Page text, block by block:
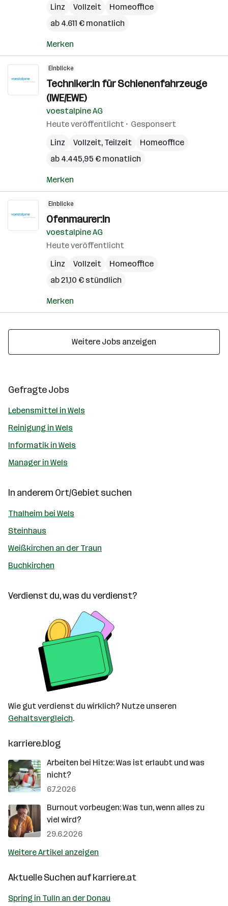
Linz
Vollzeit
Homeoffice
ab 4.611 € monatlich
Merken
Einblicke
Techniker:in für Schienenfahrzeuge
(IWE/EWE)
voestalpine AG
Heute veröffentlicht
Gesponsert
Linz
Vollzeit, Teilzeit
Homeoffice
ab 4.445,95 € monatlich
Merken
Einblicke
Ofenmaurer:in
voestalpine AG
Heute veröffentlicht
Linz
Vollzeit
Homeoffice
ab 21,10 € stündlich
Merken
Weitere Jobs anzeigen
Gefragte Jobs
Lebensmittel in Wels
Reinigung in Wels
Informatik in Wels
Manager in Wels
In anderem Ort/Gebiet suchen
Thalheim bei Wels
Steinhaus
Weißkirchen an der Traun
Buchkirchen
Verdienst du, was du verdienst?
Wie gut verdienst du wirklich? Nutze unseren
Gehaltsvergleich.
karriere.blog
Arbeiten bei Hitze: Was ist erlaubt und was
nicht?
6.7.2026
Burnout vorbeugen: Was tun, wenn alles zu
viel wird?
29.6.2026
Weitere Artikel anzeigen
Aktuelle Suchen aufkarriere.at
Spring in Tulln an der Donau